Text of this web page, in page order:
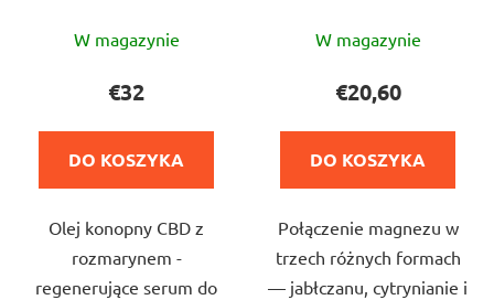
ocena
produktu
na
gwiazdek.
W magazynie
€32
DO KOSZYKA
Olej konopny CBD z
rozmarynem -
regenerujące serum do
ocena
produktu
wynosi
na
gwiazdek.
W magazynie
€20,60
DO KOSZYKA
Połączenie magnezu w
trzech różnych formach
— jabłczanu, cytrynianie i